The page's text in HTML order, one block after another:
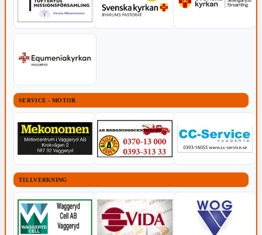
SERVICE - MOTOR
TILLVERKNING